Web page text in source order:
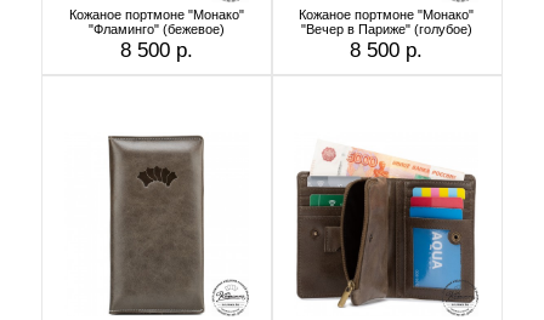
Кожаное портмоне "Монако"
"Фламинго" (бежевое)
8 500 р.
Кожаное портмоне "Монако"
"Вечер в Париже" (голубое)
8 500 р.